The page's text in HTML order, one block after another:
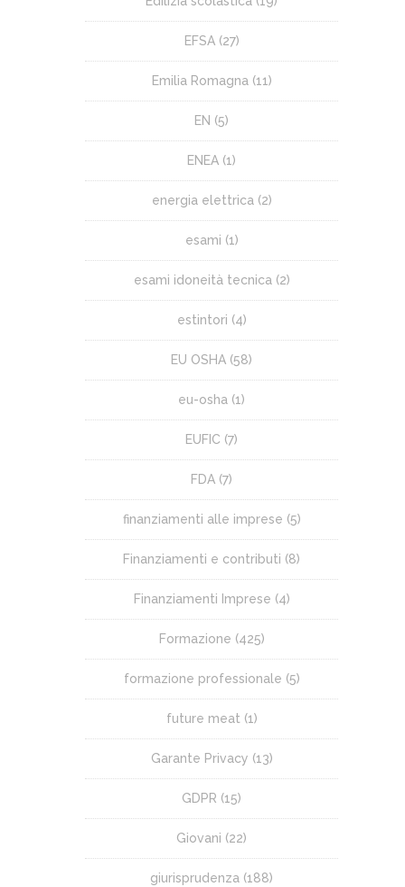
EFSA(27)
Emilia Romagna (11)
EN (5)
ENEA (1)
energia elettrica (2)
esami (1)
esami idoneità tecnica (2)
estintori (4)
EU OSHA (58)
eu-osha (1)
EUFIC (7)
FDA (7)
finanziamenti alle imprese (5)
Finanziamenti e contributi (8)
Finanziamenti Imprese (4)
Formazione (425)
formazione professionale (5)
future meat (1)
Garante Privacy (13)
GDPR (15)
Giovani (22)
giurisprudenza (188)